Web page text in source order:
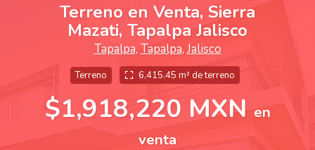
Terreno en Venta, Sierra
Mazati, Tapalpa Jalisco
Tapalpa, Tapalpa, Jalisco
Terreno 6,415.45 m² de terreno
$1,918,220 MXNen
venta